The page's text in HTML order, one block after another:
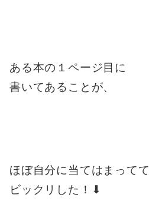
ある本の１ページ目に
書いてあることが、
ほぼ自分に当てはまってて
ビックリした！⬇︎